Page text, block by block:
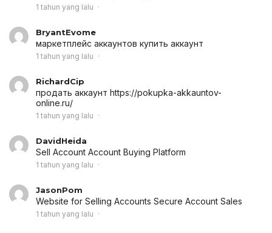
1 tahun yang lalu
BryantEvome
маркетплейс аккаунтов купить аккаунт
1 tahun yang lalu
RichardCip
продать аккаунт https://pokupka-akkauntov-
online.ru/
1 tahun yang lalu
DavidHeida
Sell Account Account Buying Platform
1 tahun yang lalu
JasonPom
Website for Selling Accounts Secure Account Sales
1 tahun yang lalu